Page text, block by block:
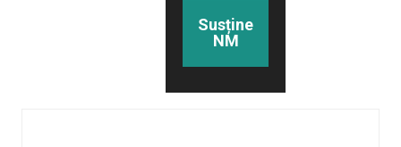
Susține
NM